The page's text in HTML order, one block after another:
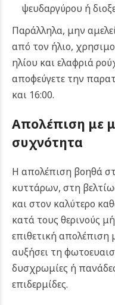
ψευδαργύρου ή
Παράλληλα, μην
από τον ήλιο,
ηλίου και ελαφριά
αποφεύγετε την
και 16:00.
Απολέπιση με
συχνότητα
Η απολέπιση βοηθά
κυττάρων, στη
και στον καλύτερο
κατά τους θερινούς
επιθετική απολέπιση
αυξήσει τη
δυσχρωμίες ή
επιδερμίδες.